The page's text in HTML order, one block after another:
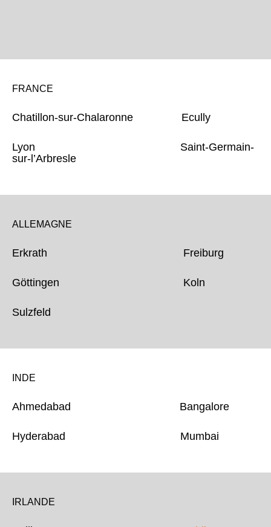
FRANCE
Chatillon-sur-Chalaronne Ecully
Lyon Saint-Germain-
sur-l’Arbresle
ALLEMAGNE
Erkrath Freiburg
Göttingen Koln
Sulzfeld
INDE
Ahmedabad Bangalore
Hyderabad Mumbai
IRLANDE